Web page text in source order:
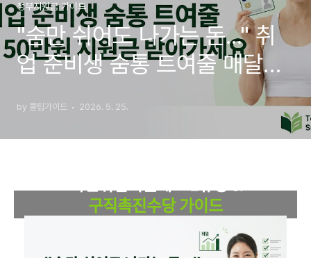
정부지원금 가이드
"숨만 쉬어도 나가는 돈..." 취
업 준비생 숨통 트여줄 매달
50만원 지원금 받아가세요
by 쿨팁가이드 2026. 5. 25.
구직촉진수당 가이드
취업 준비생과 실업자를 위한 한국형 실업부조의 모든 것
매달 50만 원씩 최대 300만 원 지원금 자격 및 신청법